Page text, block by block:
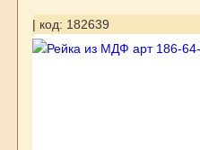
| код: 182639